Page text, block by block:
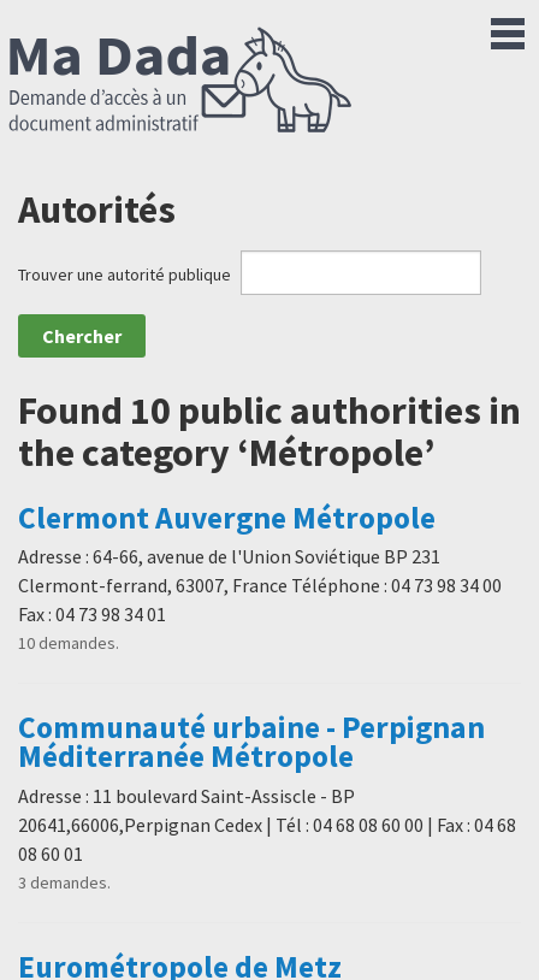
Autorités
Trouver une autorité publique
Found 10 public authorities in
the category ‘Métropole’
Clermont Auvergne Métropole
Adresse : 64-66, avenue de l'Union Soviétique BP 231
Clermont-ferrand, 63007, France Téléphone : 04 73 98 34 00
Fax : 04 73 98 34 01
10 demandes.
Communauté urbaine - Perpignan
Méditerranée Métropole
Adresse : 11 boulevard Saint-Assiscle - BP
20641,66006,Perpignan Cedex | Tél : 04 68 08 60 00 | Fax : 04 68
08 60 01
3 demandes.
Eurométropole de Metz